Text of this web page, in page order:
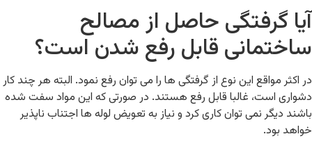
آیا گرفتگی حاصل از مصالح
ساختمانی قابل رفع شدن است؟
در اکثر مواقع این نوع از گرفتگی ها را می توان رفع نمود. البته هر چند کار
دشواری است، غالبا قابل رفع هستند. در صورتی که این مواد سفت شده
باشند دیگر نمی توان کاری کرد و نیاز به تعویض لوله ها اجتناب ناپذیر
خواهد بود.